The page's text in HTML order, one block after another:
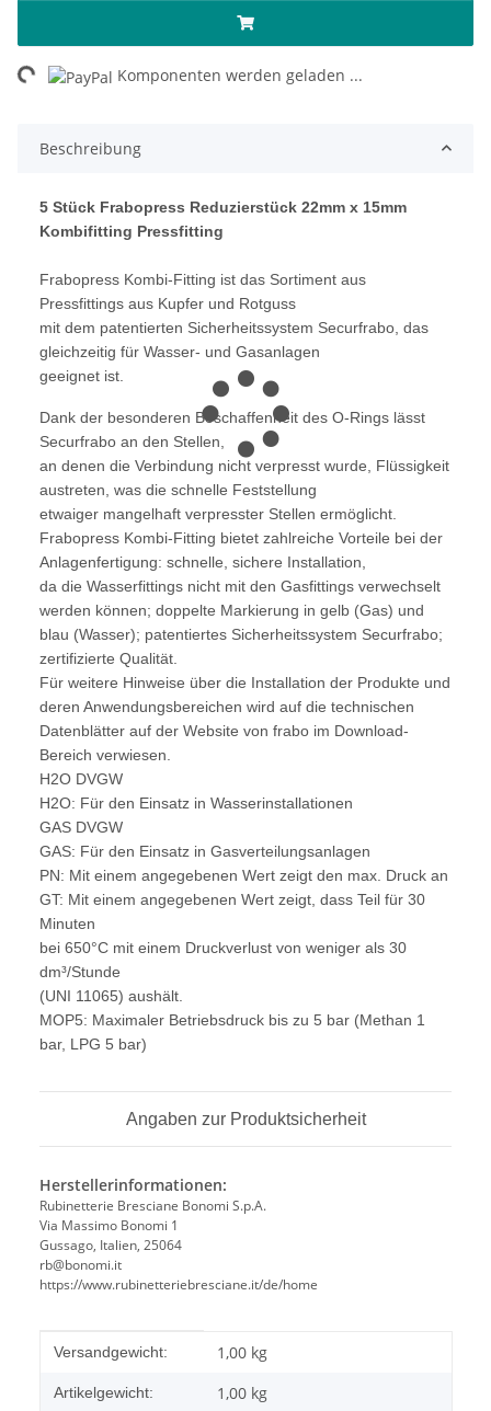
Komponenten werden geladen ...
Beschreibung
5 Stück Frabopress Reduzierstück 22mm x 15mm
Kombifitting Pressfitting
Frabopress Kombi-Fitting ist das Sortiment aus
Pressfittings aus Kupfer und Rotguss
mit dem patentierten Sicherheitssystem Securfrabo, das
gleichzeitig für Wasser- und Gasanlagen
geeignet ist.
Dank der besonderen Beschaffenheit des O-Rings lässt
Securfrabo an den Stellen,
an denen die Verbindung nicht verpresst wurde, Flüssigkeit
austreten, was die schnelle Feststellung
etwaiger mangelhaft verpresster Stellen ermöglicht.
Frabopress Kombi-Fitting bietet zahlreiche Vorteile bei der
Anlagenfertigung: schnelle, sichere Installation,
da die Wasserfittings nicht mit den Gasfittings verwechselt
werden können; doppelte Markierung in gelb (Gas) und
blau (Wasser); patentiertes Sicherheitssystem Securfrabo;
zertifizierte Qualität.
Für weitere Hinweise über die Installation der Produkte und
deren Anwendungsbereichen wird auf die technischen
Datenblätter auf der Website von frabo im Download-
Bereich verwiesen.
H2O DVGW
H2O: Für den Einsatz in Wasserinstallationen
GAS DVGW
GAS: Für den Einsatz in Gasverteilungsanlagen
PN: Mit einem angegebenen Wert zeigt den max. Druck an
GT: Mit einem angegebenen Wert zeigt, dass Teil für 30
Minuten
bei 650°C mit einem Druckverlust von weniger als 30
dm³/Stunde
(UNI 11065) aushält.
MOP5: Maximaler Betriebsdruck bis zu 5 bar (Methan 1
bar, LPG 5 bar)
Angaben zur Produktsicherheit
Herstellerinformationen:
Rubinetterie Bresciane Bonomi S.p.A.
Via Massimo Bonomi 1
Gussago, Italien, 25064
rb@bonomi.it
https://www.rubinetteriebresciane.it/de/home
Produkteigenschaft
Wert
Versandgewicht: 1,00 kg
Artikelgewicht: 1,00 kg